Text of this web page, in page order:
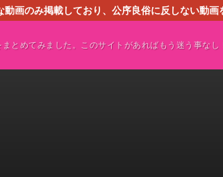
画のみ掲載しており、公序良俗に反しない動
とめてみました。このサイトがあればもう迷う事なし